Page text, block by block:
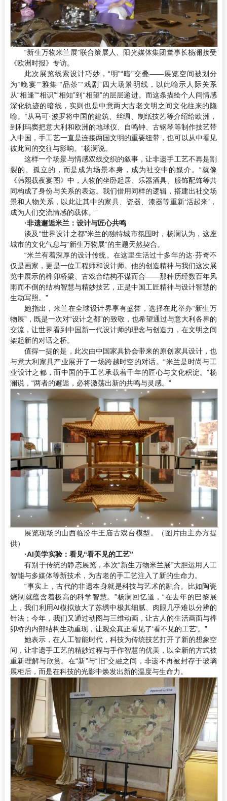
“新生万物米兰展”联合策展人、阳光媒体集团董事长杨澜接受
《欧洲时报》专访。
此次展览线索设计巧妙，“明”“暗”交叠——展览空间被划分
为“晚宴”“雅集”“品茶”“戏剧”四大场景明线，以此喻示人际关系
从“相逢”“相识”“相知”到“相望”的层层递进。而这条描绘个人间情感
深化轨迹的暗线，实则也是中意两大古老文明之间文化往来的隐
喻。“从马可·波罗将中国的建筑、丝绸、制纸技艺等介绍给欧洲，
到利玛窦把意大利和欧洲的地球仪、自鸣钟、古钢琴等制作技艺带
入中国，手工艺一直是连接两国文明的重要纽带，也可以从中看见
彼此间的交往与影响。”杨澜说。
这样一个场景与情感双线交织的叙事，让非遗手工艺不再是割
裂的、孤立的，而是成为场景本身，成为社交中的媒介。“就像
《韩熙载夜宴图》中，人物的坐卧起居、乐器酒具、服饰配饰等共
同构成了身份与关系的表达。我们借用同样的逻辑，搭建出社交场
景和人物关系，以此让其中的家具、瓷器、漆器等重新‘活起来’，
成为人们交流情感的载体。”
·非遗邂逅米兰 ：设计与匠心共鸣
谈及“世界设计之都”米兰的独特城市氛围时，杨澜认为，这座
城市的文化气息与“新生万物展”的主题天然契合。
“米兰有着深厚的设计传统。在这里生活过十多年的达·芬奇不
仅是画家，更是一位工程师和设计师。他的创造精神与我们这次展
览中展示的榫卯桥梁、古戏台结构不谋而合——那种历经数百年风
雨而不倒的结构智慧与精妙技艺，正是中国工匠精神与设计智慧的
生动写照。”
她指出，米兰在全球设计界享有盛誉，选择在此举办“新生万
物展”，既是一次对“设计之都”的致敬，也希望通过与意大利各界的
交流，让世界看到中国新一代设计师的理念与创造力，在文明之间
架起新的对话之桥。
值得一提的是，此次由中国家具协会带来的原创家具设计，也
与意大利家具产业展开了一场跨越时空的对话。“米兰是时尚与工
业设计之都，而中国的手工艺承载着千年的匠心与文化积淀。”杨
澜说，“两者的邂逅，必将激荡出新的共鸣与灵感。”
展览现场的山西临汾牛王庙古戏台模型。（图片由主办方提
供）
·AI美学实验 ：看见“看不见的工艺”
有别于传统的静态展览，本次“新生万物米兰展”大胆运用人工
智能与多媒体等新技术，为古老的手工艺注入了新的生命力。
“事实上，古代的非遗本身就是科技与艺术的融合。比如陶瓷
烧制就蕴含着极高的科学智慧。”杨澜回忆道，“在去年的巴黎展
上，我们利用AI模拟放大了苏绣中极其细腻、肉眼几乎难以分辨的
针法；今年，我们又通过动图与三维动画，让古人的生活画面与榫
卯桥的内部结构生动重现，让观众真正看见了‘看不见的工艺’。”
她表示，在人工智能时代，科技为传统技艺打开了新的想象空
间，让非遗手工艺的精妙过程与手作智慧的优美，以全新的方式被
重新理解与欣赏。在“新”与“旧”交融之间，非遗不再被封存于玻璃
展柜后，而是在科技的光影中焕发出新的温度与生命力。